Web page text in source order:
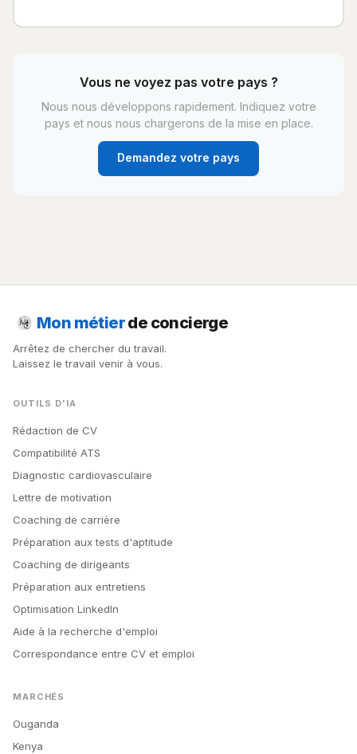
Vous ne voyez pas votre pays ?
Nous nous développons rapidement. Indiquez votre
pays et nous nous chargerons de la mise en place.
Demandez votre pays
Mon métierde concierge
Arrêtez de chercher du travail.
Laissez le travail venir à vous.
OUTILS D'IA
Rédaction de CV
Compatibilité ATS
Diagnostic cardiovasculaire
Lettre de motivation
Coaching de carrière
Préparation aux tests d'aptitude
Coaching de dirigeants
Préparation aux entretiens
Optimisation LinkedIn
Aide à la recherche d'emploi
Correspondance entre CV et emploi
MARCHÉS
Ouganda
Kenya